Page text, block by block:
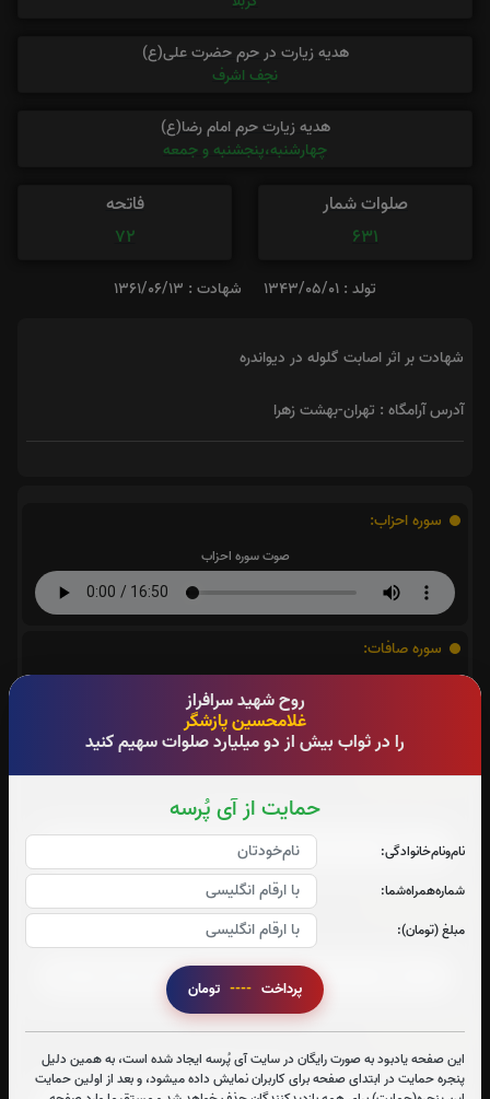
روح شهید سرافراز
غلامحسین پازشگر
را در ثواب بیش از دو میلیارد صلوات سهیم کنید
حمایت از آی پُرسه
نام‌و‌نام‌خانوادگی:
شماره‌همراه‌شما:
مبلغ (تومان):
پرداخت ----
این صفحه یادبود به صورت رایگان در سایت آی پُرسه ایجاد شده است، به همین دلیل
پنجره حمایت در ابتدای صفحه برای کاربران نمایش داده میشود، و بعد از اولین حمایت
هدیه زیارت در حرم حضرت علی(ع)
نجف اشرف
هدیه زیارت حرم امام رضا(ع)
چهارشنبه،پنجشنبه و جمعه
صلوات شمار
631
فاتحه
72
تولد : 1343/05/01 شهادت : 1361/06/13
شهادت بر اثر اصابت گلوله در دیواندره
آدرس آرامگاه : تهران-بهشت زهرا
سوره احزاب:
صوت سوره احزاب
سوره صافات:
سوره یاسین:
صوت سوره یاسین
سوره واقعه:
صوت سوره واقعه
سوره ملک:
صوت سوره ملک